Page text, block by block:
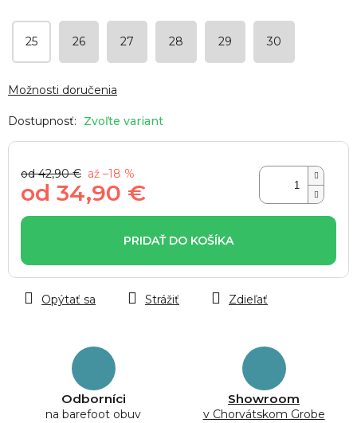
Zvoľte variant
25 26 27 28 29 30
Možnosti doručenia
od 42,90 € až –18 %
od 34,90 €
Jednotková
PRIDAŤ DO KOŠÍKA
Odborníci
na barefoot obuv
Showroom
v Chorvátskom Grobe
Opýtať sa Strážiť Zdieľať